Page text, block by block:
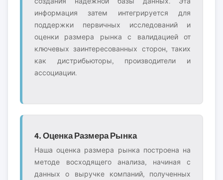
информация затем интегрируется для
поддержки первичных исследований и
оценки размера рынка с валидацией от
ключевых заинтересованных сторон, таких
как дистрибьюторы, производители и
ассоциации.
4. Оценка Размера Рынка
Наша оценка размера рынка построена на
методе восходящего анализа, начиная с
данных о выручке компаний, полученных